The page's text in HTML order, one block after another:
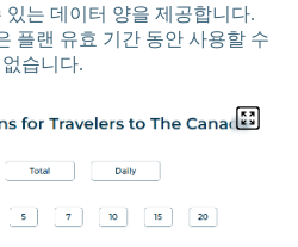
는 데이터 양을 제공합니다.
플랜 유효 기간 동안 사용할 수
습니다.